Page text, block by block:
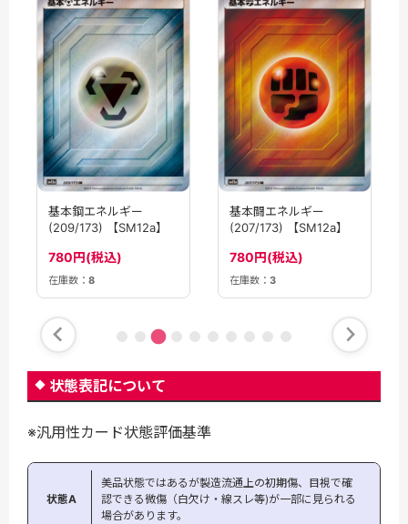
基本鋼エネルギー
(209/173) 【SM12a】
780円(税込)
在庫数： 8
基本闘エネルギー
(207/173) 【SM12a】
780円(税込)
在庫数： 3
状態表記について
※汎用性カード状態評価基準
状態A
美品状態ではあるが製造流通上の初期傷、目視で確
認できる微傷（白欠け・線スレ等)が一部に見られる
場合があります。